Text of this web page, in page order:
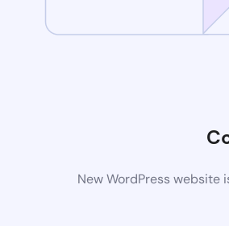
New WordPress website